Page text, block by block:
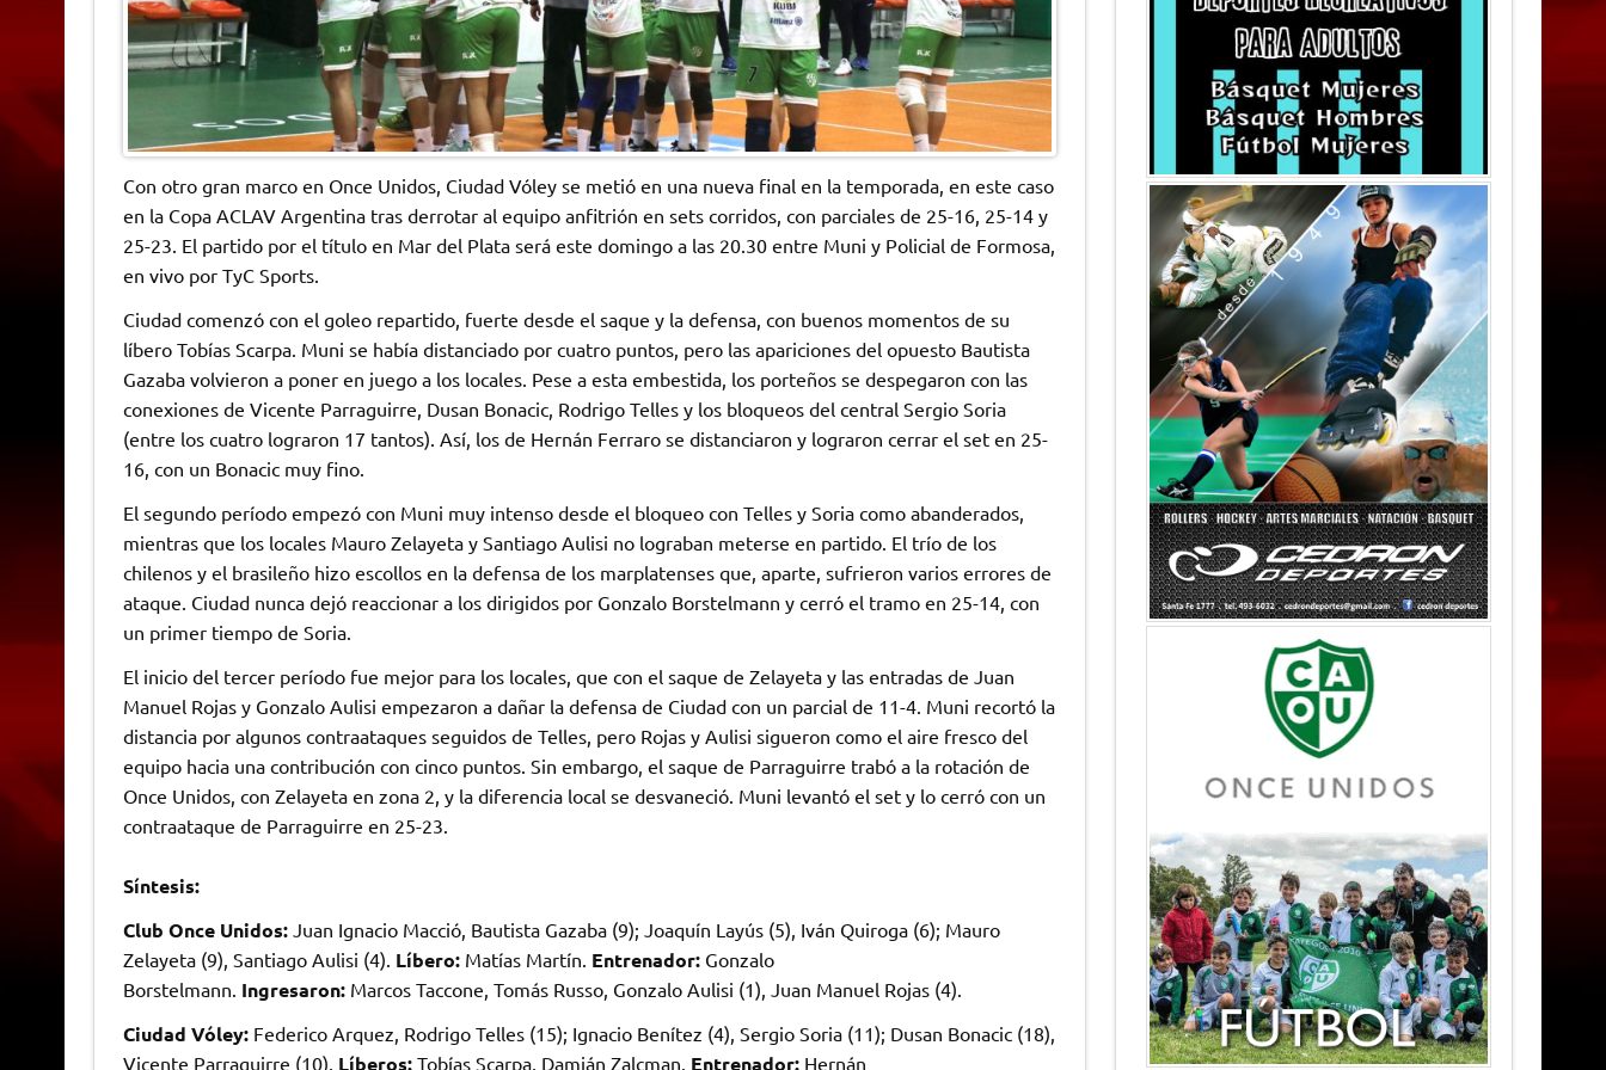
Con otro gran marco en Once Unidos, Ciudad Vóley se metió en una nueva final en la temporada, en este caso
en la Copa ACLAV Argentina tras derrotar al equipo anfitrión en sets corridos, con parciales de 25-16, 25-14 y
25-23. El partido por el título en Mar del Plata será este domingo a las 20.30 entre Muni y Policial de Formosa,
en vivo por TyC Sports.
Ciudad comenzó con el goleo repartido, fuerte desde el saque y la defensa, con buenos momentos de su
líbero Tobías Scarpa. Muni se había distanciado por cuatro puntos, pero las apariciones del opuesto Bautista
Gazaba volvieron a poner en juego a los locales. Pese a esta embestida, los porteños se despegaron con las
conexiones de Vicente Parraguirre, Dusan Bonacic, Rodrigo Telles y los bloqueos del central Sergio Soria
(entre los cuatro lograron 17 tantos). Así, los de Hernán Ferraro se distanciaron y lograron cerrar el set en 25-
16, con un Bonacic muy fino.
El segundo período empezó con Muni muy intenso desde el bloqueo con Telles y Soria como abanderados,
mientras que los locales Mauro Zelayeta y Santiago Aulisi no lograban meterse en partido. El trío de los
chilenos y el brasileño hizo escollos en la defensa de los marplatenses que, aparte, sufrieron varios errores de
ataque. Ciudad nunca dejó reaccionar a los dirigidos por Gonzalo Borstelmann y cerró el tramo en 25-14, con
un primer tiempo de Soria.
El inicio del tercer período fue mejor para los locales, que con el saque de Zelayeta y las entradas de Juan
Manuel Rojas y Gonzalo Aulisi empezaron a dañar la defensa de Ciudad con un parcial de 11-4. Muni recortó la
distancia por algunos contraataques seguidos de Telles, pero Rojas y Aulisi sigueron como el aire fresco del
equipo hacia una contribución con cinco puntos. Sin embargo, el saque de Parraguirre trabó a la rotación de
Once Unidos, con Zelayeta en zona 2, y la diferencia local se desvaneció. Muni levantó el set y lo cerró con un
contraataque de Parraguirre en 25-23.
Síntesis:
Club Once Unidos: Juan Ignacio Macció, Bautista Gazaba (9); Joaquín Layús (5), Iván Quiroga (6); Mauro
Zelayeta (9), Santiago Aulisi (4). Líbero: Matías Martín. Entrenador: Gonzalo
Borstelmann. Ingresaron: Marcos Taccone, Tomás Russo, Gonzalo Aulisi (1), Juan Manuel Rojas (4).
Ciudad Vóley: Federico Arquez, Rodrigo Telles (15); Ignacio Benítez (4), Sergio Soria (11); Dusan Bonacic (18),
Vicente Parraguirre (10). Líberos: Tobías Scarpa, Damián Zalcman. Entrenador: Hernán